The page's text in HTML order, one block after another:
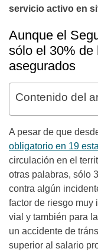
servicio activo en
Aunque el
sólo el 30% de
asegurados
Contenido del
A pesar de que
obligatorio en 19
circulación en el
otras palabras, sólo
contra algún
factor de riesgo muy
vial y también para
un accidente de
superior al salario